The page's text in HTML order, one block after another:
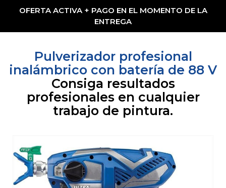
OFERTA ACTIVA + PAGO EN EL MOMENTO DE LA
ENTREGA
Pulverizador profesional
inalámbrico con batería de 88 V
Consiga resultados
profesionales en cualquier
trabajo de pintura.